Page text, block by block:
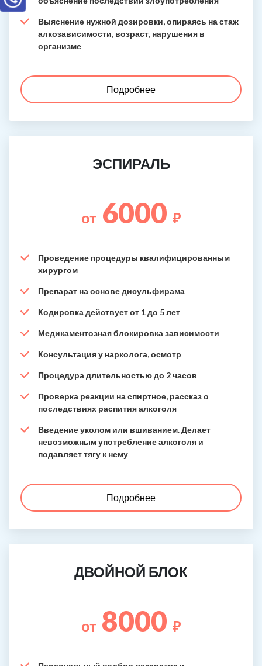
Выяснение нужной дозировки, опираясь на стаж
алкозависимости, возраст, нарушения в
организме
Подробнее
ЭСПИРАЛЬ
от 6000 ₽
Проведение процедуры квалифицированным
хирургом
Препарат на основе дисульфирама
Кодировка действует от 1 до 5 лет
Медикаментозная блокировка зависимости
Консультация у нарколога, осмотр
Процедура длительностью до 2 часов
Проверка реакции на спиртное, рассказ о
последствиях распития алкоголя
Введение уколом или вшиванием. Делает
невозможным употребление алкоголя и
подавляет тягу к нему
Подробнее
ДВОЙНОЙ БЛОК
от 8000 ₽